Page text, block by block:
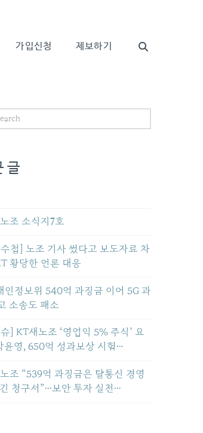
가입신청 제보하기
글
조 소식지7호
수첩] 노조 기사 썼다고 보도자료 차
황당한 언론 대응
인정보위 540억 과징금 이어 5G 과
소송도 패소
] KT새노조 ‘영업익 5% 주식’ 요
윤영, 650억 성과보상 시험…
조 “539억 과징금은 탈통신 경영
청구서”…보안 투자 실천…